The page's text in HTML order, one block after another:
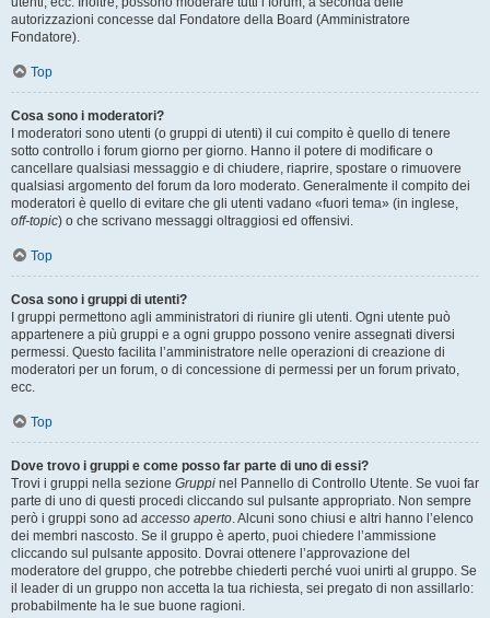
autorizzazioni concesse dal Fondatore della Board (Amministratore
Fondatore).
Top
Cosa sono i moderatori?
I moderatori sono utenti (o gruppi di utenti) il cui compito è quello di tenere
sotto controllo i forum giorno per giorno. Hanno il potere di modificare o
cancellare qualsiasi messaggio e di chiudere, riaprire, spostare o rimuovere
qualsiasi argomento del forum da loro moderato. Generalmente il compito dei
moderatori è quello di evitare che gli utenti vadano «fuori tema» (in inglese,
off-topic) o che scrivano messaggi oltraggiosi ed offensivi.
Top
Cosa sono i gruppi di utenti?
I gruppi permettono agli amministratori di riunire gli utenti. Ogni utente può
appartenere a più gruppi e a ogni gruppo possono venire assegnati diversi
permessi. Questo facilita l’amministratore nelle operazioni di creazione di
moderatori per un forum, o di concessione di permessi per un forum privato,
ecc.
Top
Dove trovo i gruppi e come posso far parte di uno di essi?
Trovi i gruppi nella sezione Gruppi nel Pannello di Controllo Utente. Se vuoi far
parte di uno di questi procedi cliccando sul pulsante appropriato. Non sempre
però i gruppi sono ad accesso aperto. Alcuni sono chiusi e altri hanno l’elenco
dei membri nascosto. Se il gruppo è aperto, puoi chiedere l’ammissione
cliccando sul pulsante apposito. Dovrai ottenere l’approvazione del
moderatore del gruppo, che potrebbe chiederti perché vuoi unirti al gruppo. Se
il leader di un gruppo non accetta la tua richiesta, sei pregato di non assillarlo:
probabilmente ha le sue buone ragioni.